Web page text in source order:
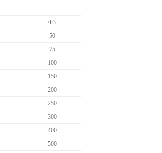
Φ3
50
75
100
150
200
250
300
400
500